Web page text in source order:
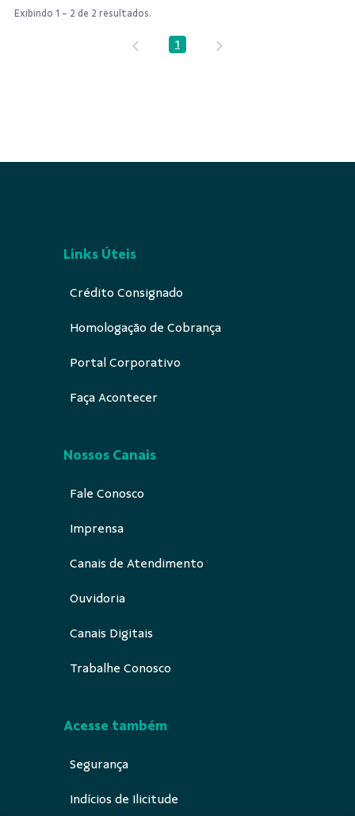
Exibindo 1 - 2 de 2 resultados.
Página
1
Links Úteis
Crédito Consignado
Homologação de Cobrança
Portal Corporativo
Faça Acontecer
Nossos Canais
Fale Conosco
Imprensa
Canais de Atendimento
Ouvidoria
Canais Digitais
Trabalhe Conosco
Acesse também
Segurança
Indícios de Ilicitude